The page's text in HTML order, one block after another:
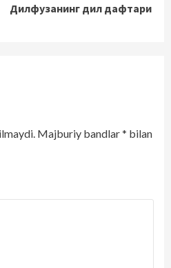
Дилфузанинг дил дафтари
Majburiy bandlar* bilan